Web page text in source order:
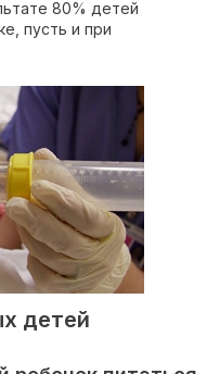
80% детей
пусть и при
детей